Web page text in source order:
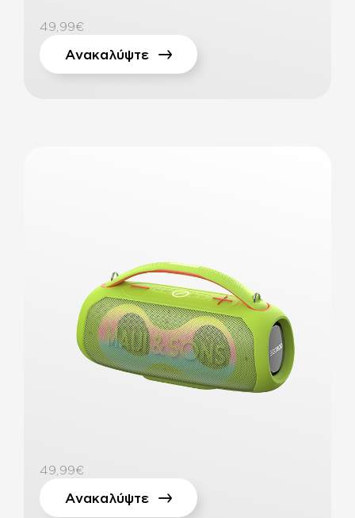
Ανακαλύψτε
49,99€
Ανακαλύψτε
49,99€